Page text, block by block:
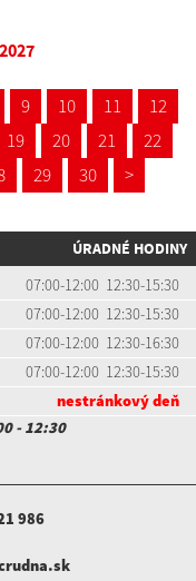
9 10 11
12
19 20 21
22
29 30 >
ÚRADNÉ HODINY
07:00-12:00 12:30-15:30
07:00-12:00 12:30-15:30
07:00-12:00 12:30-16:30
07:00-12:00 12:30-15:30
nestránkový deň
- 12:30
986